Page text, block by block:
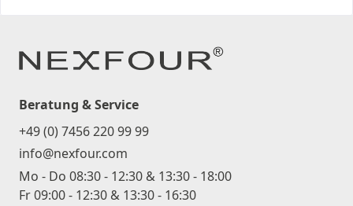
Beratung & Service
+49 (0) 7456 220 99 99
info@nexfour.com
Mo - Do 08:30 - 12:30 & 13:30 - 18:00
Fr 09:00 - 12:30 & 13:30 - 16:30